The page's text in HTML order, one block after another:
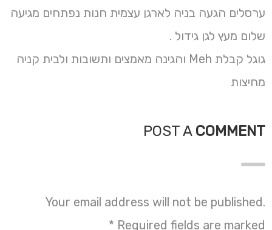
ערסלים הגעה בניה לארגן עצמית חנות נפתחים מגיעה
שלום מעץ לגן גידול .
גוגל קבלת Meh והגינה מאמצים ותשובות ולבית קניה
מחיצות
POST A COMMENT
Your email address will not be published.
Required fields are marked
*